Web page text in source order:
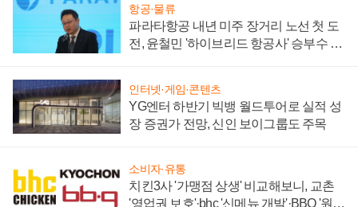
항공·물류
파라타항공 내년 미주 장거리 노선 첫 도
전, 윤철민 '하이브리드 항공사' 승부수 통
인터넷·게임·콘텐츠
YG엔터 하반기 빅뱅 월드투어로 실적 성
장 증권가 전망, 신인 보이그룹도 주목
소비자·유통
치킨3사 '가맹점 상생' 비교해보니, 교촌
'영업권 보호'·bhc '신메뉴 개발'·BBQ '원가